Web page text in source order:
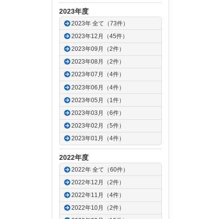
2023年度
2023年 全て（73件）
2023年12月（45件）
2023年09月（2件）
2023年08月（2件）
2023年07月（4件）
2023年06月（4件）
2023年05月（1件）
2023年03月（6件）
2023年02月（5件）
2023年01月（4件）
2022年度
2022年 全て（60件）
2022年12月（2件）
2022年11月（4件）
2022年10月（2件）